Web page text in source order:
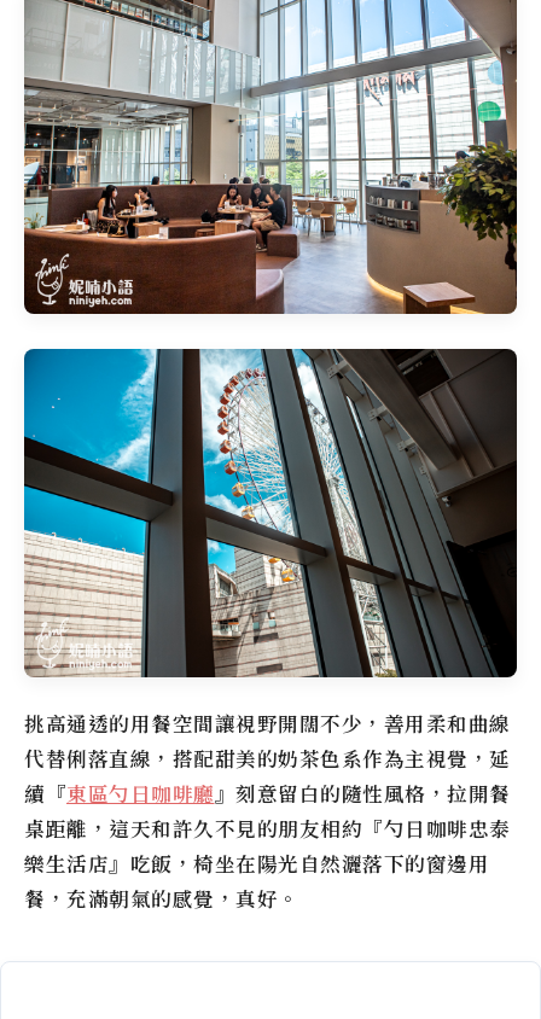
挑高通透的用餐空間讓視野開闊不少，善用柔和曲線
代替俐落直線，搭配甜美的奶茶色系作為主視覺，延
續『東區勺日咖啡廳』刻意留白的隨性風格，拉開餐
桌距離，這天和許久不見的朋友相約『勺日咖啡忠泰
樂生活店』吃飯，椅坐在陽光自然灑落下的窗邊用
餐，充滿朝氣的感覺，真好。